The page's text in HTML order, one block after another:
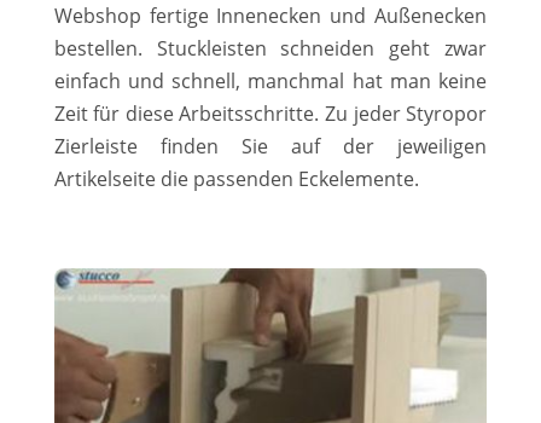
Webshop fertige Innenecken und Außenecken
bestellen. Stuckleisten schneiden geht zwar
einfach und schnell, manchmal hat man keine
Zeit für diese Arbeitsschritte. Zu jeder Styropor
Zierleiste finden Sie auf der jeweiligen
Artikelseite die passenden Eckelemente.